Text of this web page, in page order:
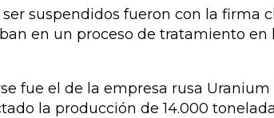
suspendidos fueron con la firma
en un proceso de tratamiento en
fue el de la empresa rusa Uranium
la producción de 14.000